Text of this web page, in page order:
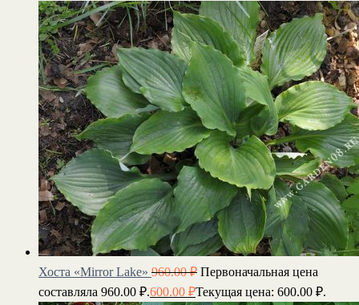
Хоста «Mirror Lake» 960.00₽ Первоначальная цена
составляла 960.00 ₽.600.00 ₽Текущая цена: 600.00 ₽.